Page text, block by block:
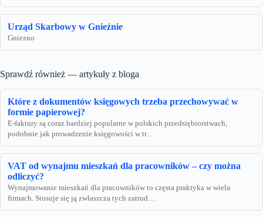
Urząd Skarbowy w Gnieźnie
Gniezno
Sprawdź również — artykuły z bloga
Które z dokumentów księgowych trzeba przechowywać w
formie papierowej?
E-faktury są coraz bardziej popularne w polskich przedsiębiorstwach,
podobnie jak prowadzenie księgowości w tr…
VAT od wynajmu mieszkań dla pracowników – czy można
odliczyć?
Wynajmowanie mieszkań dla pracowników to częsta praktyka w wielu
firmach. Stosuje się ją zwłaszcza tych zatrud…